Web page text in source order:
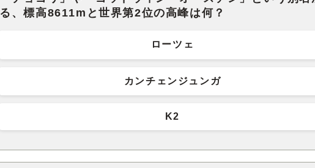
る、標高8611mと世界第2位の高峰は何？
ローツェ
カンチェンジュンガ
K2